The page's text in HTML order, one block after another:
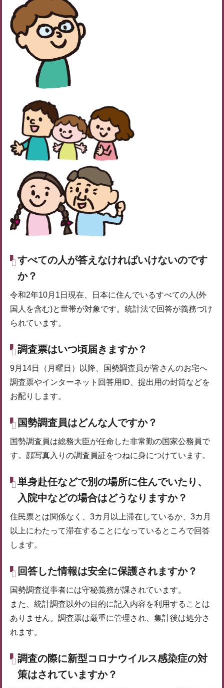
すべての人が答えなければいけないのです
か？
令和2年10月1日現在、日本に住んでいるすべての人(外
国人を含む)と世帯が対象です。統計法で回答が義務づけ
られています。
調査票はいつ頃届きますか？
9月14日（月曜日）以降、国勢調査員が皆さんのお宅へ
調査票やインターネット回答用ID、提出用の封筒などを
お配りします。
国勢調査員はどんな人ですか？
国勢調査員は総務大臣が任命した非常勤の国家公務員で
す。顔写真入りの調査員証をつねに身につけています。
単身赴任などで別の場所に住んでいたり、
入院中などの場合はどうなりますか？
住民票とは関係なく、3カ月以上滞在しているか、3カ月
以上にわたって滞在することになっているところで回答
します。
回答した情報は安全に保護されますか？
国勢調査従事者には守秘義務が課されています。
また、統計調査以外の目的に記入内容を利用することは
ありません。調査票は厳重に管理され、集計後は処分さ
れます。
調査の際に新型コロナウイルス感染症の対
策はされていますか？